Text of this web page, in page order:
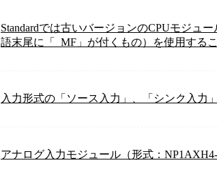
Standardでは古いバージョンのCPUモジュ
語末尾に「_MF」が付くもの）を使用する
入力形式の「ソース入力」、「シンク入力
アナログ入力モジュール（形式：